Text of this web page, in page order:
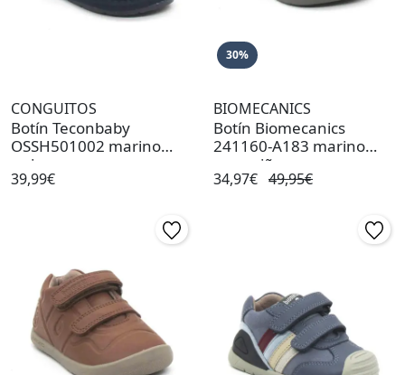
CONGUITOS
Botín Teconbaby
OSSH501002 marino
unisex
39,99€
30%
BIOMECANICS
Botín Biomecanics
241160-A183 marino
para niño
34,97€ 49,95€